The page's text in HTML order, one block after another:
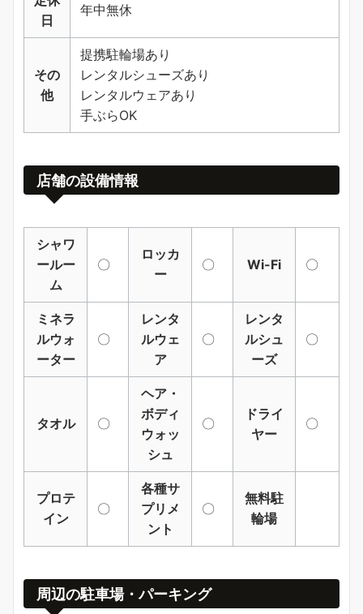
日
年中無休
その
他
提携駐輪場あり
レンタルシューズあり
レンタルウェアあり
手ぶらOK
店舗の設備情報
シャワ
ールー
ム
〇
ロッカ
ー
〇 Wi-Fi 〇
ミネラ
ルウォ
ーター
〇
レンタ
ルウェ
ア
〇
レンタ
ルシュ
ーズ
〇
タオル 〇
ヘア・
ボディ
ウォッ
シュ
〇
ドライ
ヤー
〇
プロテ
イン
〇
各種サ
プリメ
ント
〇
無料駐
輪場
周辺の駐車場・パーキング